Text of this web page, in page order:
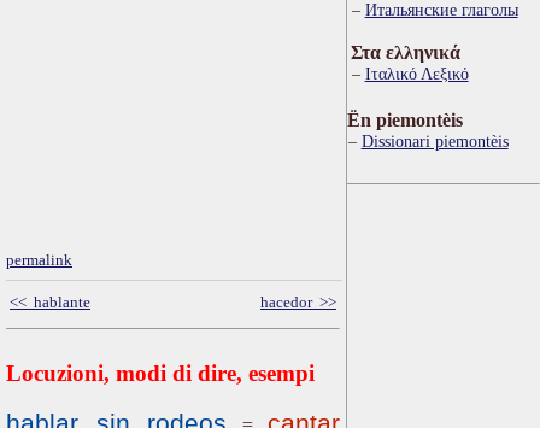
permalink
<< hablante hacedor >>
Locuzioni, modi di dire, esempi
Итальянские глаголы
Στα ελληνικά
Ιταλικό Λεξικό
Ën piemontèis
Dissionari piemontèis